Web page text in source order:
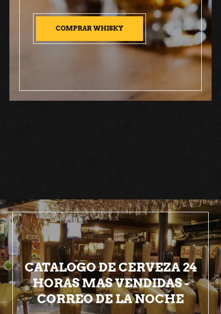
COMPRAR WHISKY
CATALOGO DE CERVEZA 24
HORAS MAS VENDIDAS -
CORREO DE LA NOCHE